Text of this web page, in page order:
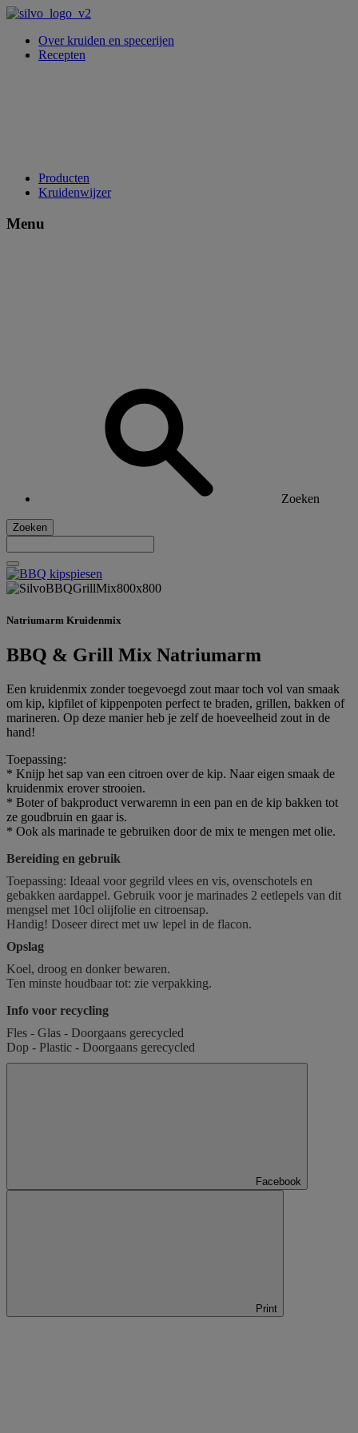
Over kruiden en specerijen
Recepten
Producten
Kruidenwijzer
Menu
Zoeken
Zoeken
Natriumarm Kruidenmix
BBQ & Grill Mix Natriumarm
Een kruidenmix zonder toegevoegd zout maar toch vol van smaak
om kip, kipfilet of kippenpoten perfect te braden, grillen, bakken of
marineren. Op deze manier heb je zelf de hoeveelheid zout in de
hand!
Toepassing:
* Knijp het sap van een citroen over de kip. Naar eigen smaak de
kruidenmix erover strooien.
* Boter of bakproduct verwaremn in een pan en de kip bakken tot
ze goudbruin en gaar is.
* Ook als marinade te gebruiken door de mix te mengen met olie.
Bereiding en gebruik
Toepassing: Ideaal voor gegrild vlees en vis, ovenschotels en
gebakken aardappel. Gebruik voor je marinades 2 eetlepels van dit
mengsel met 10cl olijfolie en citroensap.
Handig! Doseer direct met uw lepel in de flacon.
Opslag
Koel, droog en donker bewaren.
Ten minste houdbaar tot: zie verpakking.
Info voor recycling
Fles - Glas - Doorgaans gerecycled
Dop - Plastic - Doorgaans gerecycled
Facebook
Print